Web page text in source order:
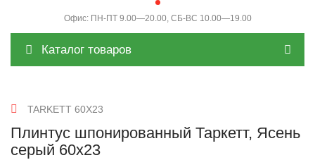
Офис: ПН-ПТ 9.00—20.00, СБ-ВС 10.00—19.00
Каталог товаров
TARKETT 60X23
Плинтус шпонированный Таркетт, Ясень
серый 60x23